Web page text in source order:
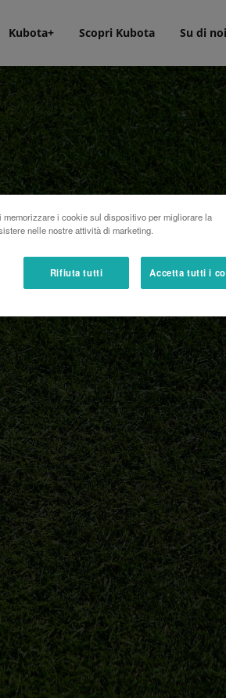
Kubota+ Scopri Kubota Su di noi
memorizzare i cookie sul dispositivo per migliorare la
nelle nostre attività di marketing.
Rifiuta tutti Accetta tutti i